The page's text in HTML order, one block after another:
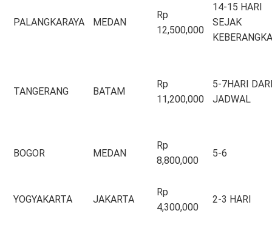
PALANGKARAYA MEDAN
Rp
12,500,000
14-15 HARI
SEJAK
TANGERANG BATAM
Rp
11,200,000
5-7HARI
JADWAL
BOGOR MEDAN
Rp
8,800,000
5-6
YOGYAKARTA JAKARTA
Rp
4,300,000
2-3 HARI